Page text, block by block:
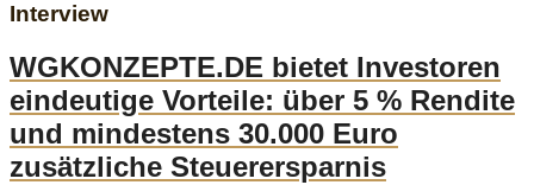
Interview
WGKONZEPTE.DE bietet Investoren
eindeutige Vorteile: über 5 % Rendite
und mindestens 30.000 Euro
zusätzliche Steuerersparnis